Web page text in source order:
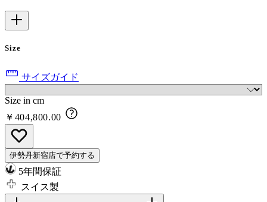
Size
サイズガイド
Size in cm
￥404,800.00
伊勢丹新宿店で予約する
5年間保証
スイス製